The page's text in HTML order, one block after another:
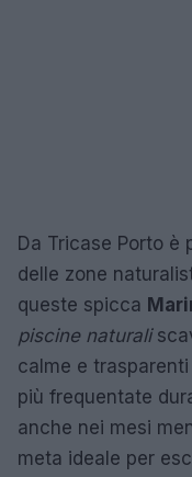
Da Tricase Porto è
delle zone
queste spicca
piscine naturali
calme e trasparenti
più frequentate
anche nei mesi
meta ideale per